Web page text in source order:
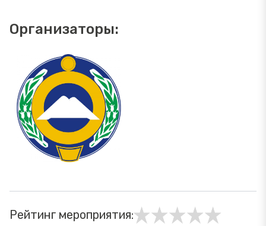
Организаторы:
Рейтинг мероприятия: